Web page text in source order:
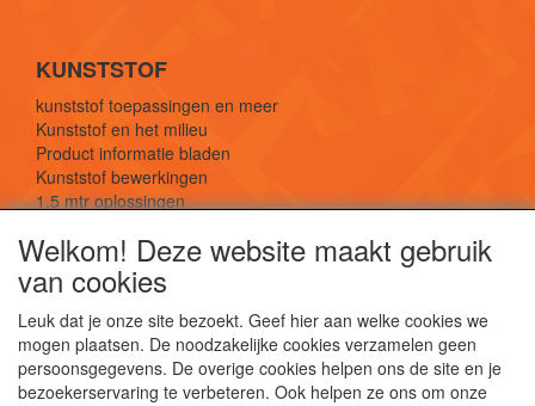
KUNSTSTOF
kunststof toepassingen en meer
Kunststof en het milieu
Product informatie bladen
Kunststof bewerkingen
1,5 mtr oplossingen
SOCIALE MEDIA
Welkom! Deze website maakt gebruik
van cookies
Leuk dat je onze site bezoekt. Geef hier aan welke cookies we
mogen plaatsen. De noodzakelijke cookies verzamelen geen
persoonsgegevens. De overige cookies helpen ons de site en je
bezoekerservaring te verbeteren. Ook helpen ze ons om onze